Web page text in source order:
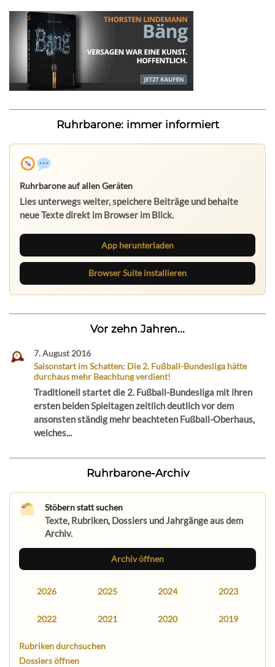
Ruhrbarone: immer informiert
Ruhrbarone auf allen Geräten
Lies unterwegs weiter, speichere Beiträge und behalte
neue Texte direkt im Browser im Blick.
App herunterladen
Browser Suite installieren
Vor zehn Jahren...
7. August 2016
Saisonstart im Schatten: Die 2. Fußball-Bundesliga hätte
durchaus mehr Beachtung verdient!
Traditionell startet die 2. Fußball-Bundesliga mit ihren
ersten beiden Spieltagen zeitlich deutlich vor dem
ansonsten ständig mehr beachteten Fußball-Oberhaus,
welches...
Ruhrbarone-Archiv
Stöbern statt suchen
Texte, Rubriken, Dossiers und Jahrgänge aus dem
Archiv.
Archiv öffnen
2026 2025 2024 2023
2022 2021 2020 2019
Rubriken durchsuchen
Dossiers öffnen